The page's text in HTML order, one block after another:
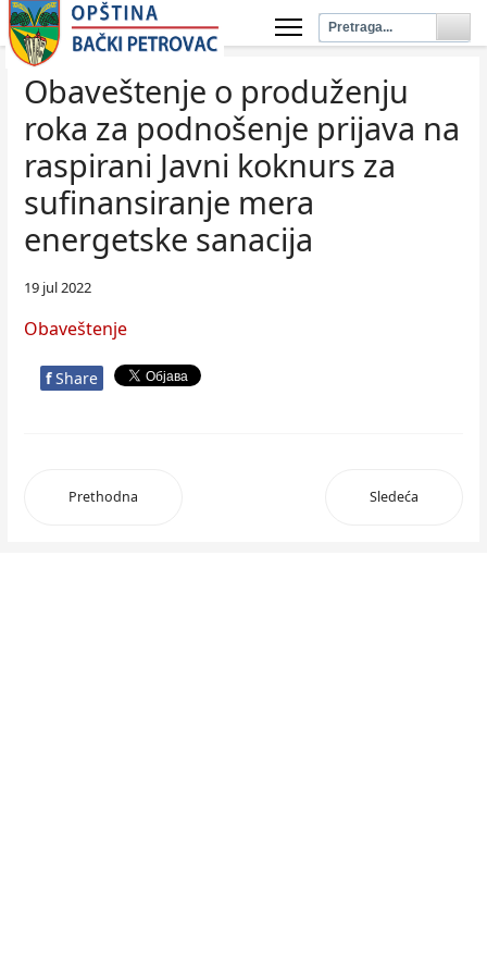
Obaveštenje o produženju
roka za podnošenje prijava na
raspirani Javni koknurs za
sufinansiranje mera
energetske sanacija
19 jul 2022
Obaveštenje
f Share
Prethodna Sledeća